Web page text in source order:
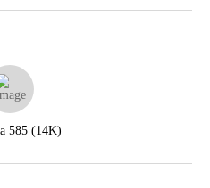
585 (14K)